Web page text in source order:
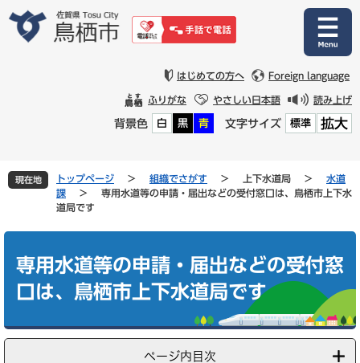
文
はじめての方へ Foreign language
ふりがな やさしい日本語 読み上げ
背景色 白 黒 青 文字サイズ 標準 拡大
現在地 トップページ > 組織でさがす > 上下水道局 >
水道
課
>
専用水道等の申請・届出などの受付窓口は、鳥栖市上下水
道局です
専用水道等の申請・届出などの受付窓
口は、鳥栖市上下水道局です
ページ内目次